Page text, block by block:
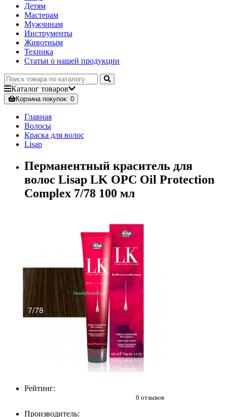
Детям
Мастерам
Мужчинам
Инструменты
Животным
Техника
Статьи о нашей продукции
Каталог товаров
Корзинапокупок: 0
Главная
Волосы
Краска для волос
Lisap
Перманентный краситель для
волос Lisap LK OPC Oil Protection
Complex 7/78 100 мл
Рейтинг:
0 отзывов
Производитель: